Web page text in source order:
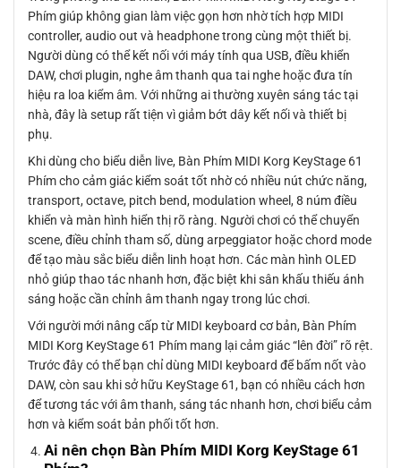
Phím giúp không gian làm việc gọn hơn nhờ tích hợp MIDI
controller, audio out và headphone trong cùng một thiết bị.
Người dùng có thể kết nối với máy tính qua USB, điều khiển
DAW, chơi plugin, nghe âm thanh qua tai nghe hoặc đưa tín
hiệu ra loa kiểm âm. Với những ai thường xuyên sáng tác tại
nhà, đây là setup rất tiện vì giảm bớt dây kết nối và thiết bị
phụ.
Khi dùng cho biểu diễn live, Bàn Phím MIDI Korg KeyStage 61
Phím cho cảm giác kiểm soát tốt nhờ có nhiều nút chức năng,
transport, octave, pitch bend, modulation wheel, 8 núm điều
khiển và màn hình hiển thị rõ ràng. Người chơi có thể chuyển
scene, điều chỉnh tham số, dùng arpeggiator hoặc chord mode
để tạo màu sắc biểu diễn linh hoạt hơn. Các màn hình OLED
nhỏ giúp thao tác nhanh hơn, đặc biệt khi sân khấu thiếu ánh
sáng hoặc cần chỉnh âm thanh ngay trong lúc chơi.
Với người mới nâng cấp từ MIDI keyboard cơ bản, Bàn Phím
MIDI Korg KeyStage 61 Phím mang lại cảm giác “lên đời” rõ rệt.
Trước đây có thể bạn chỉ dùng MIDI keyboard để bấm nốt vào
DAW, còn sau khi sở hữu KeyStage 61, bạn có nhiều cách hơn
để tương tác với âm thanh, sáng tác nhanh hơn, chơi biểu cảm
hơn và kiểm soát bản phối tốt hơn.
Ai nên chọn Bàn Phím MIDI Korg KeyStage 61